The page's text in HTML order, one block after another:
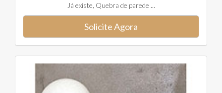
Já existe, Quebra de parede ...
Solicite Agora